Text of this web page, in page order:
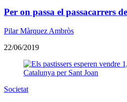
Per on passa el passacarrers
Pilar Màrquez Ambròs
22/06/2019
Societat